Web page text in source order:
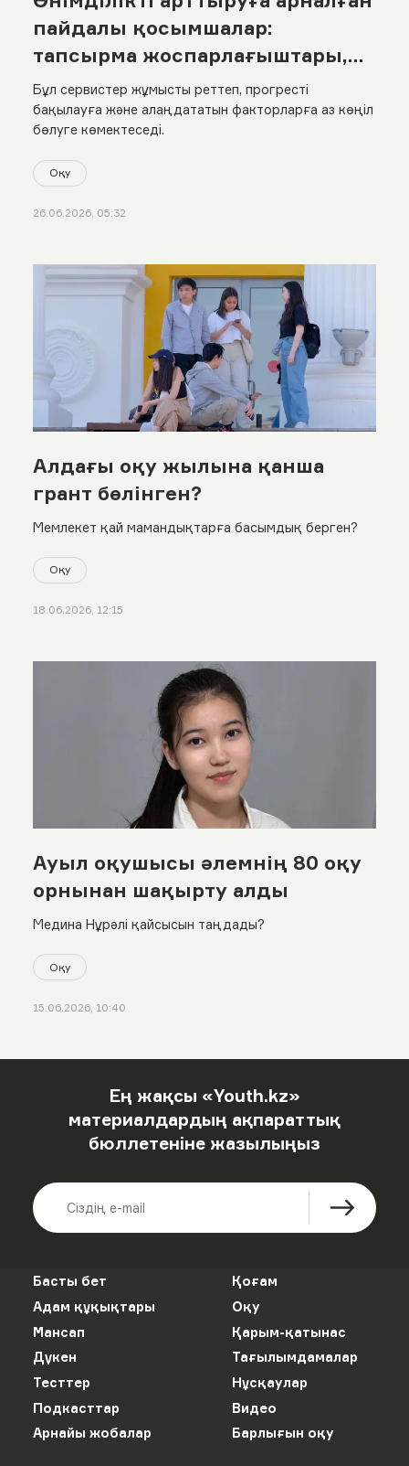
пайдалы қосымшалар:
тапсырма жоспарлағыштары,
әдет трекерлері және
әлеуметтік желілерді
бұғаттайтын сервистер
Бұл сервистер жұмысты реттеп, прогресті
бақылауға және алаңдататын факторларға аз көңіл
бөлуге көмектеседі.
Оқу
26.06.2026, 05:32
Алдағы оқу жылына қанша
грант бөлінген?
Мемлекет қай мамандықтарға басымдық берген?
Оқу
18.06.2026, 12:15
Ауыл оқушысы әлемнің 80 оқу
орнынан шақырту алды
Медина Нұрәлі қайсысын таңдады?
Оқу
15.06.2026, 10:40
Ең жақсы «Youth.kz»
материалдардың ақпараттық
бюллетеніне жазылыңыз
Басты бет
Қоғам
Адам құқықтары
Оқу
Мансап
Қарым-қатынас
Дүкен
Тағылымдамалар
Тесттер
Нұсқаулар
Подкасттар
Видео
Арнайы жобалар
Барлығын оқу